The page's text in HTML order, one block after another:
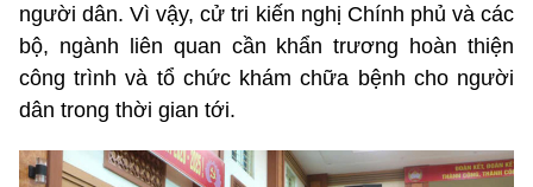
người dân. Vì vậy, cử tri kiến nghị Chính phủ và các
bộ, ngành liên quan cần khẩn trương hoàn thiện
công trình và tổ chức khám chữa bệnh cho người
dân trong thời gian tới.